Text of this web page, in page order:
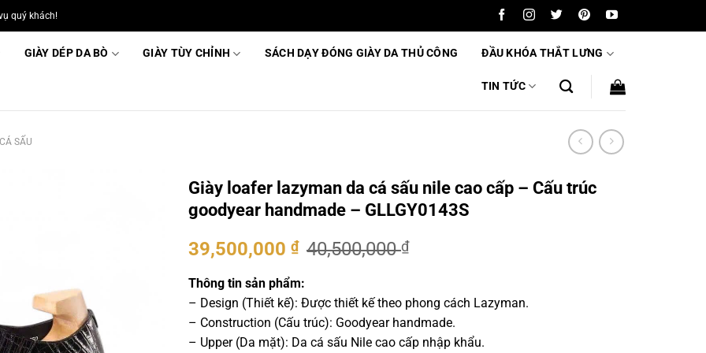
quý khách!
GIÀY DÉP DA BÒ GIÀY TÙY CHỈNH SÁCH DẠY ĐÓNG GIÀY DA THỦ CÔNG ĐẦU KHÓA THẮT LƯNG
TIN TỨC
SẤU
Giày loafer lazyman da cá sấu nile cao cấp – Cấu trúc
goodyear handmade – GLLGY0143S
40,500,000₫
Giá
là:
40,500,000 ₫.
39,500,000 ₫Giá
tại
là:
39,500,000 ₫.
Thông tin sản phẩm:
– Design (Thiết kế): Được thiết kế theo phong cách Lazyman.
– Construction (Cấu trúc): Goodyear handmade.
– Upper (Da mặt): Da cá sấu Nile cao cấp nhập khẩu.